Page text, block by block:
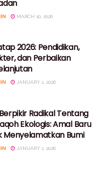
MARCH 10, 2026
2026: Pendidikan,
dan Perbaikan
JANUARY 1, 2026
Radikal Tentang
Ekologis: Amal Baru
Menyelamatkan Bumi
JANUARY 1, 2026